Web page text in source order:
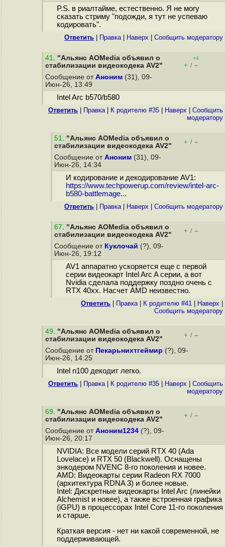
P.S. в риалтайме, естественно. Я не могу
сказать стриму "подожди, я тут не успеваю
кодировать".
Ответить Правка| Наверх Cообщить модератору
41. "Альянс AOMedia объявил о
стабилизации видеокодека AV2"
+4
+ / –
Сообщение от Аноним (31), 09-
Июн-26, 13:49
Intel Arc b570/b580
Ответить Правка| К родителю #35 Наверх
Cообщить
модератору
51. "Альянс AOMedia объявил о
стабилизации видеокодека AV2"
+ / –
Сообщение от Аноним (31), 09-
Июн-26, 14:34
И кодирование и декодирование AV1:
https://www.techpowerup.com/review/intel-arc-
b580-battlemage...
Ответить Правка| Наверх Cообщить модератору
67. "Альянс AOMedia объявил о
стабилизации видеокодека AV2"
+ / –
Сообщение от Куклочай (?), 09-
Июн-26, 19:12
AV1 аппаратно ускоряется еще с первой
серии видеокарт Intel Arc A серии, а вот
Nvidia сделала поддержку поздно очень с
RTX 40xx. Насчет AMD неизвестно.
Ответить Правка| К родителю #41 Наверх
Cообщить модератору
49. "Альянс AOMedia объявил о
стабилизации видеокодека AV2"
+ / –
Сообщение от Пекарьнихтгеймир (?), 09-
Июн-26, 14:25
Intel n100 декодит легко.
Ответить Правка| К родителю #35 Наверх
Cообщить
модератору
69. "Альянс AOMedia объявил о
стабилизации видеокодека AV2"
+ / –
Сообщение от Аноним1234 (?), 09-
Июн-26, 20:17
NVIDIA: Все модели серий RTX 40 (Ada
Lovelace) и RTX 50 (Blackwell). Оснащены
энкодером NVENC 8-го поколения и новее.
AMD: Видеокарты серии Radeon RX 7000
(архитектура RDNA 3) и более новые.
Intel: Дискретные видеокарты Intel Arc (линейки
Alchemist и новее), а также встроенная графика
(iGPU) в процессорах Intel Core 11-го поколения
и старше.
Краткая версия - нет ни какой современной, не
поддерживающей.